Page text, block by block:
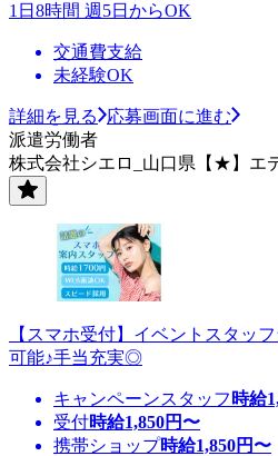
1日8時間 週5日からOK
交通費支給
未経験OK
詳細を見る
応募画面に進む
派遣労働者
株式会社シエロ_山口県【★】エ
【スマホ受付】イベントスタッ
可能♪手当充実◎
キャンペーンスタッフ 時給
受付時給1,850円〜
携帯ショップ時給1,850円〜